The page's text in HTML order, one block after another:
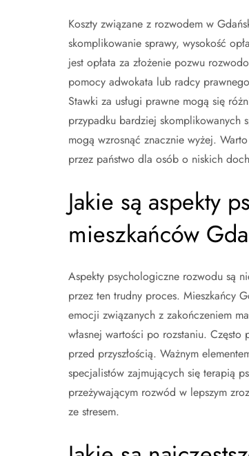
Koszty związane z rozwodem w
skomplikowanie sprawy, wysokość
jest opłata za złożenie pozwu
pomocy adwokata lub radcy
Stawki za usługi prawne mogą się
przypadku bardziej skomplikowanych
mogą wzrosnąć znacznie wyżej.
przez państwo dla osób o niskich
Jakie są aspekty
mieszkańców
Aspekty psychologiczne rozwodu są
przez ten trudny proces. Mieszkańcy
emocji związanych z zakończeniem
własnej wartości po rozstaniu.
przed przyszłością. Ważnym
specjalistów zajmujących się terapią
przeżywającym rozwód w lepszym
ze stresem.